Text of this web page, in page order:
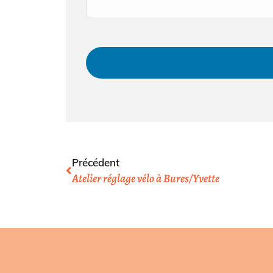
Précédent
Atelier réglage vélo à Bures/Yvette